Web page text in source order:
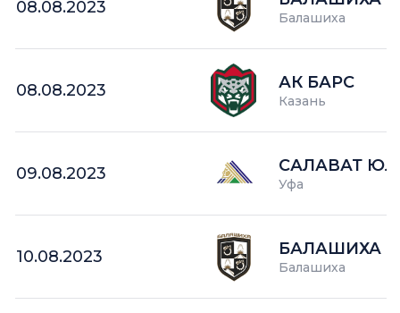
08.08.2023
Балашиха
08.08.2023 АК БАРС
Казань
09.08.2023 САЛАВАТ
Уфа
10.08.2023 БАЛАШИХА
Балашиха